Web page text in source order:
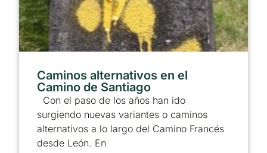
Caminos alternativos en el
Camino de Santiago
Con el paso de los años han ido
surgiendo nuevas variantes o caminos
alternativos a lo largo del Camino Francés
desde León. En